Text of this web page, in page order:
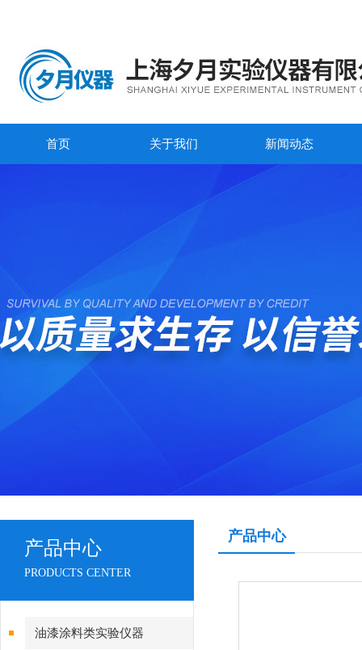
首页 关于我们 新闻动态
产品中心
产品中心
PRODUCTS CENTER
油漆涂料类实验仪器